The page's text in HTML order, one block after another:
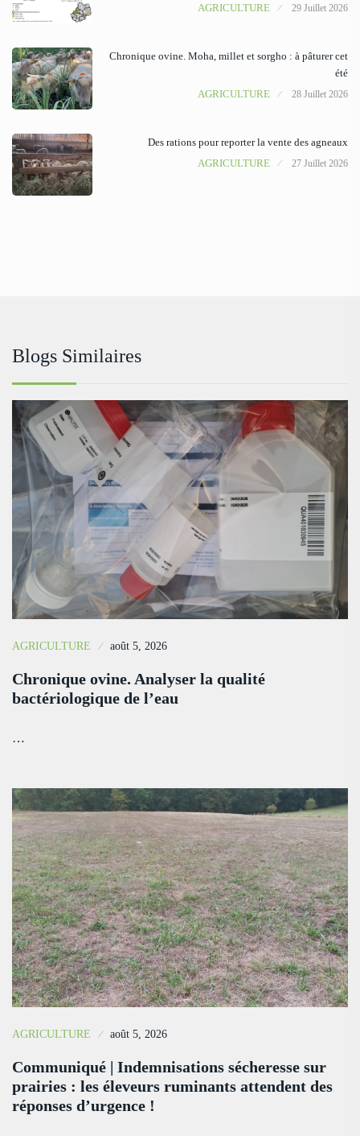
AGRICULTURE 29 Juillet 2026
Chronique ovine. Moha, millet et sorgho : à pâturer cet
été
AGRICULTURE
28 Juillet 2026
Des rations pour reporter la vente des agneaux
AGRICULTURE
27 Juillet 2026
Blogs Similaires
AGRICULTURE août 5, 2026
Chronique ovine. Analyser la qualité
bactériologique de l’eau
…
AGRICULTURE août 5, 2026
Communiqué | Indemnisations sécheresse sur
prairies : les éleveurs ruminants attendent des
réponses d’urgence !